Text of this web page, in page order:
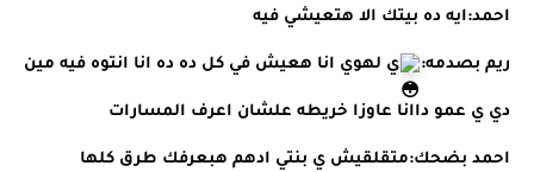
احمد:ايه ده بيتك الا هتعيشي فيه
ريم بصدمه:
دي ي عمو داانا عاوزا خريطه علشان اعرف المسارات
احمد بضحك:متقلقيش ي بنتي ادهم هبعرفك طرق كلها